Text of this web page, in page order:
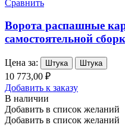
Сравнить
Ворота распашные
самостоятельной
Цена за: Штука Штука
10 773,00 ₽
Добавить к заказу
В наличии
Добавить в список желаний
Добавить в список желаний